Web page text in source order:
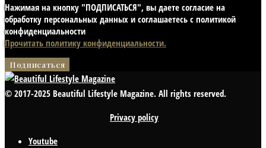
Нажимая на кнопку "ПОДПИСАТЬСЯ", вы даете согласие на
обработку персональных данных и соглашаетесь с политикой
конфиденциальности
Прочитать политику конфиденциальности.
© 2017-2025 Beautiful Lifestyle Magazine. All rights reserved.
Privacy policy
Youtube